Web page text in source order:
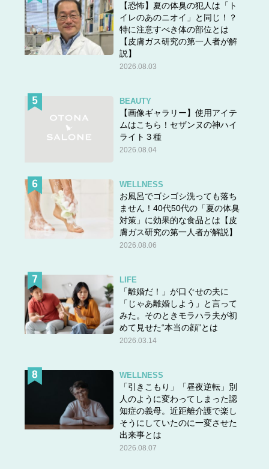
【恐怖】夏の体臭の犯人は「ト
イレのあのニオイ」と同じ！？
特に注意すべき体の部位とは
【皮膚ガス研究の第一人者が解
説】
2026.08.03
BEAUTY
【画像ギャラリー】使用アイテ
ムはこちら！セザンヌの神ハイ
ライト３種
2026.08.04
WELLNESS
お風呂でゴシゴシ洗っても落ち
ません！40代50代の「夏の体臭
対策」に効果的な食品とは【皮
膚ガス研究の第一人者が解説】
2026.08.06
LIFE
「離婚だ！」が口ぐせの夫に
「じゃあ離婚しよう」と言って
みた。そのときモラハラ夫が初
めて見せた“本当の顔”とは
2026.03.14
WELLNESS
「引きこもり」「昼夜逆転」別
人のように変わってしまった認
知症の義母。近距離介護で楽し
そうにしていたのに一変させた
出来事とは
2026.08.07